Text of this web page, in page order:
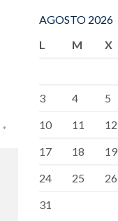
*
AGOSTO 2026
L
M X
3
4 5
10
11 12
17
18 19
24
25 26
31